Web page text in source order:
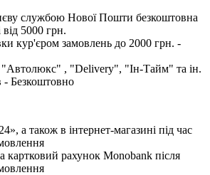
службою Нової Пошти безкоштовна
5000 грн.
кур'єром замовлень до 2000 грн. -
, "Delivery", "Iн-Тайм" та ін.
- Безкоштовно
а також в інтернет-магазині під час
картковий рахунок Monobank після